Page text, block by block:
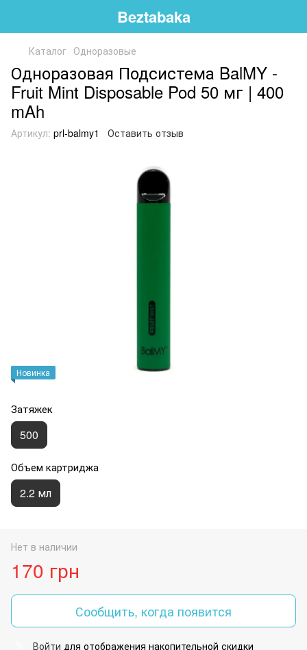
Beztabaka
Каталог Одноразовые
Одноразовая Подсистема BalMY -
Fruit Mint Disposable Pod 50 мг | 400
mAh
Артикул: prl-balmy1 Оставить отзыв
Новинка
Затяжек
500
Объем картриджа
2.2 мл
Нет в наличии
170 грн
Сообщить, когда появится
Войти для отображения накопительной скидки